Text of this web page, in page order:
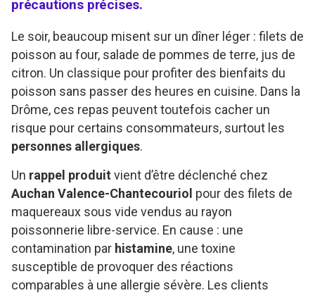
précautions précises.
Le soir, beaucoup misent sur un dîner léger : filets de
poisson au four, salade de pommes de terre, jus de
citron. Un classique pour profiter des bienfaits du
poisson sans passer des heures en cuisine. Dans la
Drôme, ces repas peuvent toutefois cacher un
risque pour certains consommateurs, surtout les
personnes allergiques.
Un rappel produit vient d’être déclenché chez
Auchan Valence-Chantecouriol pour des filets de
maquereaux sous vide vendus au rayon
poissonnerie libre-service. En cause : une
contamination par histamine, une toxine
susceptible de provoquer des réactions
comparables à une allergie sévère. Les clients